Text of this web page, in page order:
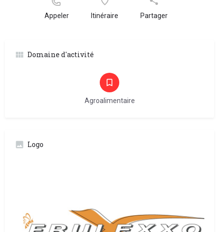
Appeler Itinéraire Partager
Domaine d'activité
Agroalimentaire
Logo